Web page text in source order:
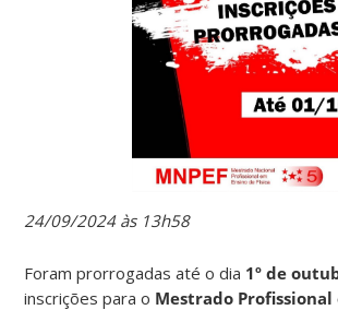
24/09/2024 às 13h58
Foram prorrogadas até o dia 1º de
inscrições para o Mestrado Profissional